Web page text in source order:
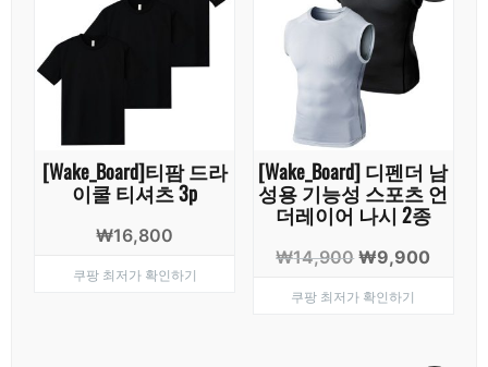
[Wake_Board]티팜 드라
이쿨 티셔츠 3p
₩16,800
쿠팡 최저가 확인하기
[Wake_Board] 디펜더 남
성용 기능성 스포츠 언
더레이어 나시 2종
₩14,900 원
가
₩9,900
쿠팡 최저가 확인하기